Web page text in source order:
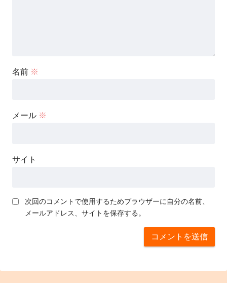
名前 ※
メール ※
サイト
次回のコメントで使用するためブラウザーに自分の名前、
メールアドレス、サイトを保存する。